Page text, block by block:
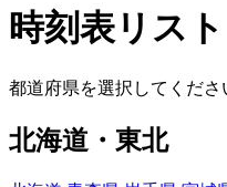
時刻表リスト
都道府県を選択してくださ
北海道・東北